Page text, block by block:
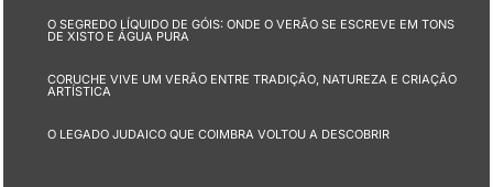
O SEGREDO LÍQUIDO DE GÓIS: ONDE O VERÃO SE ESCREVE EM TONS
DE XISTO E ÁGUA PURA
CORUCHE VIVE UM VERÃO ENTRE TRADIÇÃO, NATUREZA E CRIAÇÃO
ARTÍSTICA
O LEGADO JUDAICO QUE COIMBRA VOLTOU A DESCOBRIR